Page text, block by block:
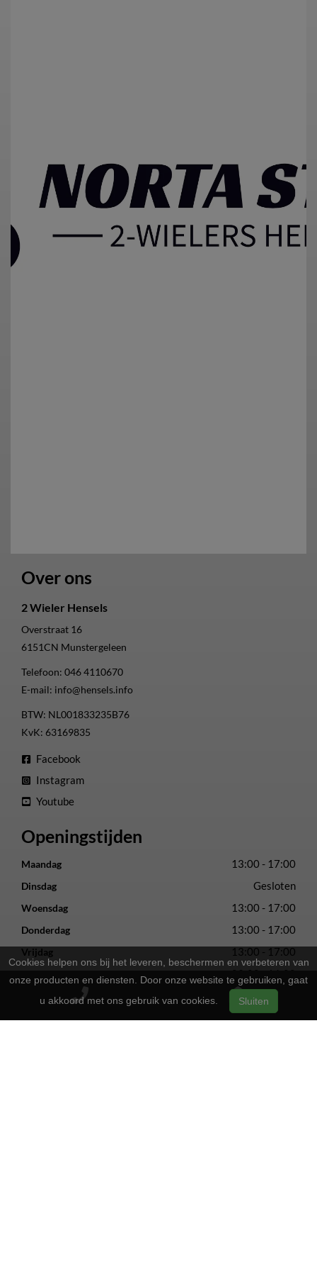
Over ons
2 Wieler Hensels
Overstraat 16
6151CN Munstergeleen
Telefoon: 046 4110670
E-mail: info@hensels.info
BTW: NL001833235B76
KvK: 63169835
Facebook
Instagram
Youtube
Openingstijden
Maandag 13:00 - 17:00
Dinsdag Gesloten
Woensdag 13:00 - 17:00
Donderdag 13:00 - 17:00
Vrijdag 13:00 - 17:00
Zaterdag 09:00 - 16:00
Gesloten
2-Wielers Hensels in een nieuw jasje: Welkom bij de Norta
Cookies helpen ons bij het leveren, beschermen en verbeteren van
onze producten en diensten. Door onze website te gebruiken, gaat
u akkoord met ons gebruik van cookies.
Sluiten